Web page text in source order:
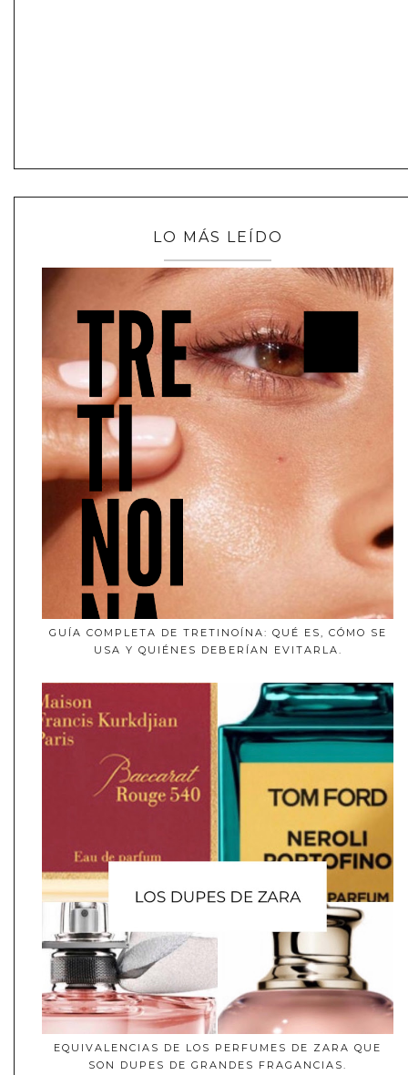
LO MÁS LEÍDO
GUÍA COMPLETA DE TRETINOÍNA: QUÉ ES, CÓMO SE
USA Y QUIÉNES DEBERÍAN EVITARLA.
EQUIVALENCIAS DE LOS PERFUMES DE ZARA QUE
SON DUPES DE GRANDES FRAGANCIAS.